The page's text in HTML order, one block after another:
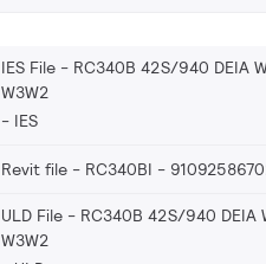
IES File - RC340B 42S/940 DEIA
W3W2
IES
Revit file - RC340BI -
ULD File - RC340B 42S/940 DEIA
W3W2